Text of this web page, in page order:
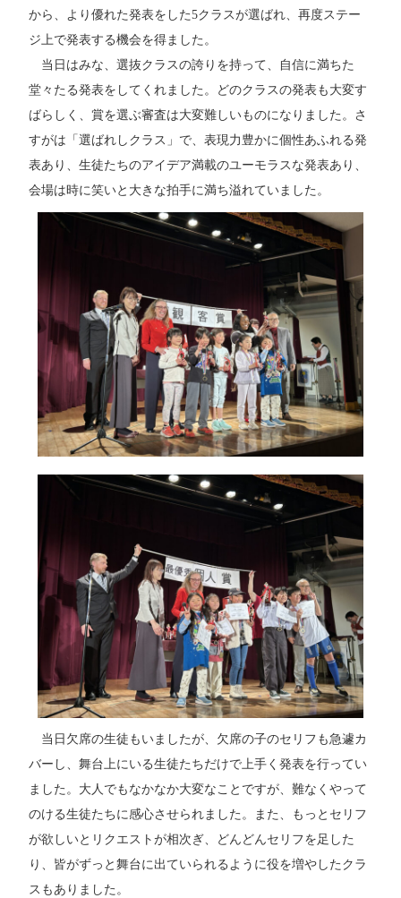
から、より優れた発表をした5クラスが選ばれ、再度ステー
ジ上で発表する機会を得ました。
当日はみな、選抜クラスの誇りを持って、自信に満ちた
堂々たる発表をしてくれました。どのクラスの発表も大変す
ばらしく、賞を選ぶ審査は大変難しいものになりました。さ
すがは「選ばれしクラス」で、表現力豊かに個性あふれる発
表あり、生徒たちのアイデア満載のユーモラスな発表あり、
会場は時に笑いと大きな拍手に満ち溢れていました。
当日欠席の生徒もいましたが、欠席の子のセリフも急遽カ
バーし、舞台上にいる生徒たちだけで上手く発表を行ってい
ました。大人でもなかなか大変なことですが、難なくやって
のける生徒たちに感心させられました。また、もっとセリフ
が欲しいとリクエストが相次ぎ、どんどんセリフを足した
り、皆がずっと舞台に出ていられるように役を増やしたクラ
スもありました。